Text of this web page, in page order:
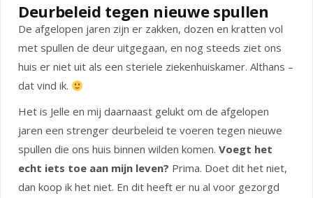
Deurbeleid tegen nieuwe spullen
De afgelopen jaren zijn er zakken, dozen en kratten vol
met spullen de deur uitgegaan, en nog steeds ziet ons
huis er niet uit als een steriele ziekenhuiskamer. Althans –
dat vind ik.
Het is Jelle en mij daarnaast gelukt om de afgelopen
jaren een strenger deurbeleid te voeren tegen nieuwe
spullen die ons huis binnen wilden komen. Voegt het
echt iets toe aan mijn leven? Prima. Doet dit het niet,
dan koop ik het niet. En dit heeft er nu al voor gezorgd